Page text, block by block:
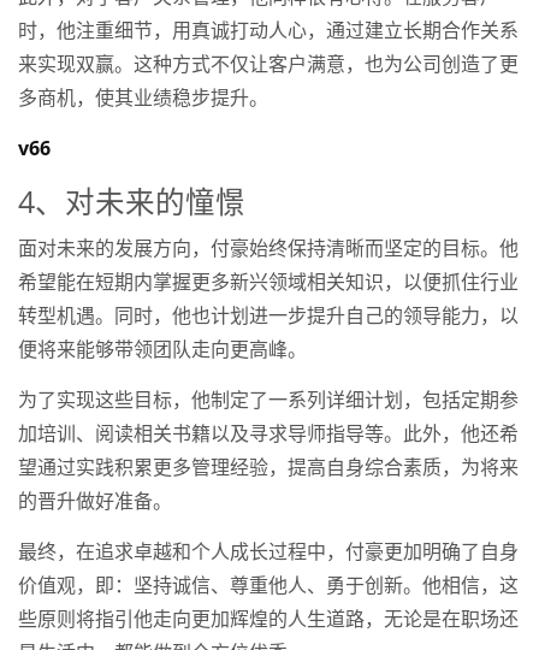
时，他注重细节，用真诚打动人心，通过建立长期合作关系
来实现双赢。这种方式不仅让客户满意，也为公司创造了更
多商机，使其业绩稳步提升。
v66
4、对未来的憧憬
面对未来的发展方向，付豪始终保持清晰而坚定的目标。他
希望能在短期内掌握更多新兴领域相关知识，以便抓住行业
转型机遇。同时，他也计划进一步提升自己的领导能力，以
便将来能够带领团队走向更高峰。
为了实现这些目标，他制定了一系列详细计划，包括定期参
加培训、阅读相关书籍以及寻求导师指导等。此外，他还希
望通过实践积累更多管理经验，提高自身综合素质，为将来
的晋升做好准备。
最终，在追求卓越和个人成长过程中，付豪更加明确了自身
价值观，即：坚持诚信、尊重他人、勇于创新。他相信，这
些原则将指引他走向更加辉煌的人生道路，无论是在职场还